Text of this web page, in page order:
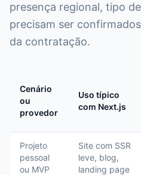
presença regional, tipo
precisam ser
da contratação.
Cenário
ou
provedor
Uso típico
com Next.js
Projeto
pessoal
ou MVP
Site com SSR
leve, blog,
landing page